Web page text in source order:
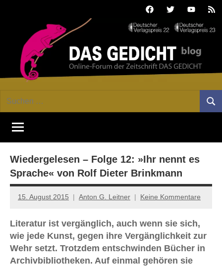
FacebookTwitterYoutube
GEDICHT
blog
Forum
von
DAS
Lyrik,
Essay
Suchen
Wiedergelesen – Folge 12: »Ihr nennt es
Sprache« von Rolf Dieter Brinkmann
15. August 2015 Anton G. Leitner Keine Kommentare
Literatur ist vergänglich, auch wenn sie sich,
wie jede Kunst, gegen ihre Vergänglichkeit zur
Wehr setzt. Trotzdem entschwinden Bücher in
Archivbibliotheken. Auf einmal gehören sie